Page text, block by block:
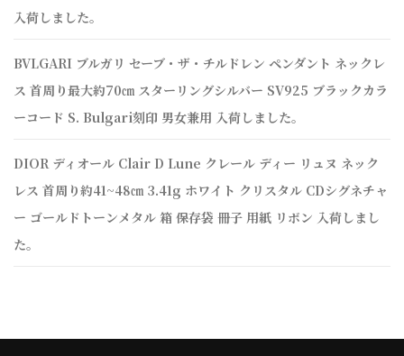
入荷しました。
BVLGARI ブルガリ セーブ・ザ・チルドレン ペンダント ネックレ
ス 首周り最大約70㎝ スターリングシルバー SV925 ブラックカラ
ーコード S. Bulgari刻印 男女兼用 入荷しました。
DIOR ディオール Clair D Lune クレール ディー リュヌ ネック
レス 首周り約41~48㎝ 3.41g ホワイト クリスタル CDシグネチャ
ー ゴールドトーンメタル 箱 保存袋 冊子 用紙 リボン 入荷しまし
た。